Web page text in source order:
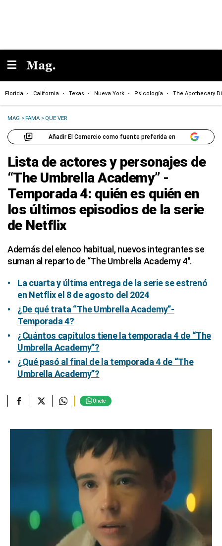
Florida California Texas Nueva York Psicología The Apothecary
MAG >FAMA > QUE VER
Añadir El Comercio como fuente preferida en
Lista de actores y personajes de
“The Umbrella Academy” -
Temporada 4: quién es quién en
los últimos episodios de la serie
de Netflix
Además del elenco habitual, nuevos integrantes se
suman al reparto de “The Umbrella Academy 4″.
La cuarta y última entrega de la serie se estrenó
en Netflix el 8 de agosto del 2024
¿De qué trata “The Umbrella Academy”-
Temporada 4?
¿Cuántos capítulos tiene la temporada 4 de “The
Umbrella Academy”?
¿Qué pasó al final de la temporada 4 de “The
Umbrella Academy”?
Únete